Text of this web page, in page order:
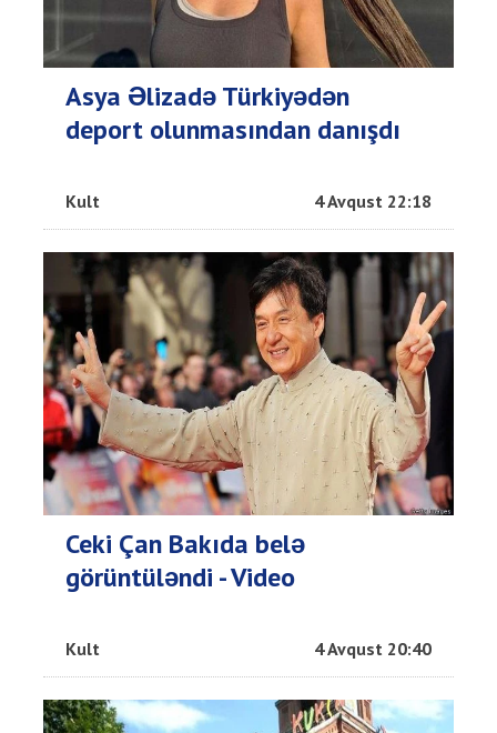
Asya Əlizadə Türkiyədən
deport olunmasından danışdı
Kult 4 Avqust 22:18
Ceki Çan Bakıda belə
görüntüləndi - Video
Kult 4 Avqust 20:40